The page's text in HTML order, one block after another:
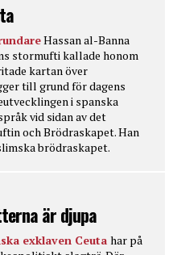
Hassan al-Banna
stormufti kallade honom
kartan över
till grund för dagens
i spanska
vid sidan av det
och Brödraskapet. Han
brödraskapet.
är djupa
exklaven Ceuta har på